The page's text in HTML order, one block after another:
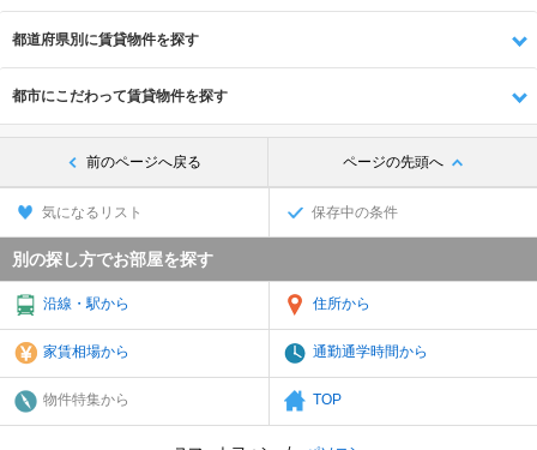
都道府県別に賃貸物件を探す
都市にこだわって賃貸物件を探す
前のページへ戻る ページの先頭へ
気になるリスト 保存中の条件
別の探し方でお部屋を探す
沿線・駅から 住所から
家賃相場から 通勤通学時間から
物件特集から TOP